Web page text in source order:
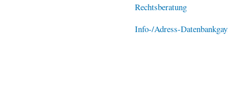
Rechtsberatung
Info-/Adress-Datenbank